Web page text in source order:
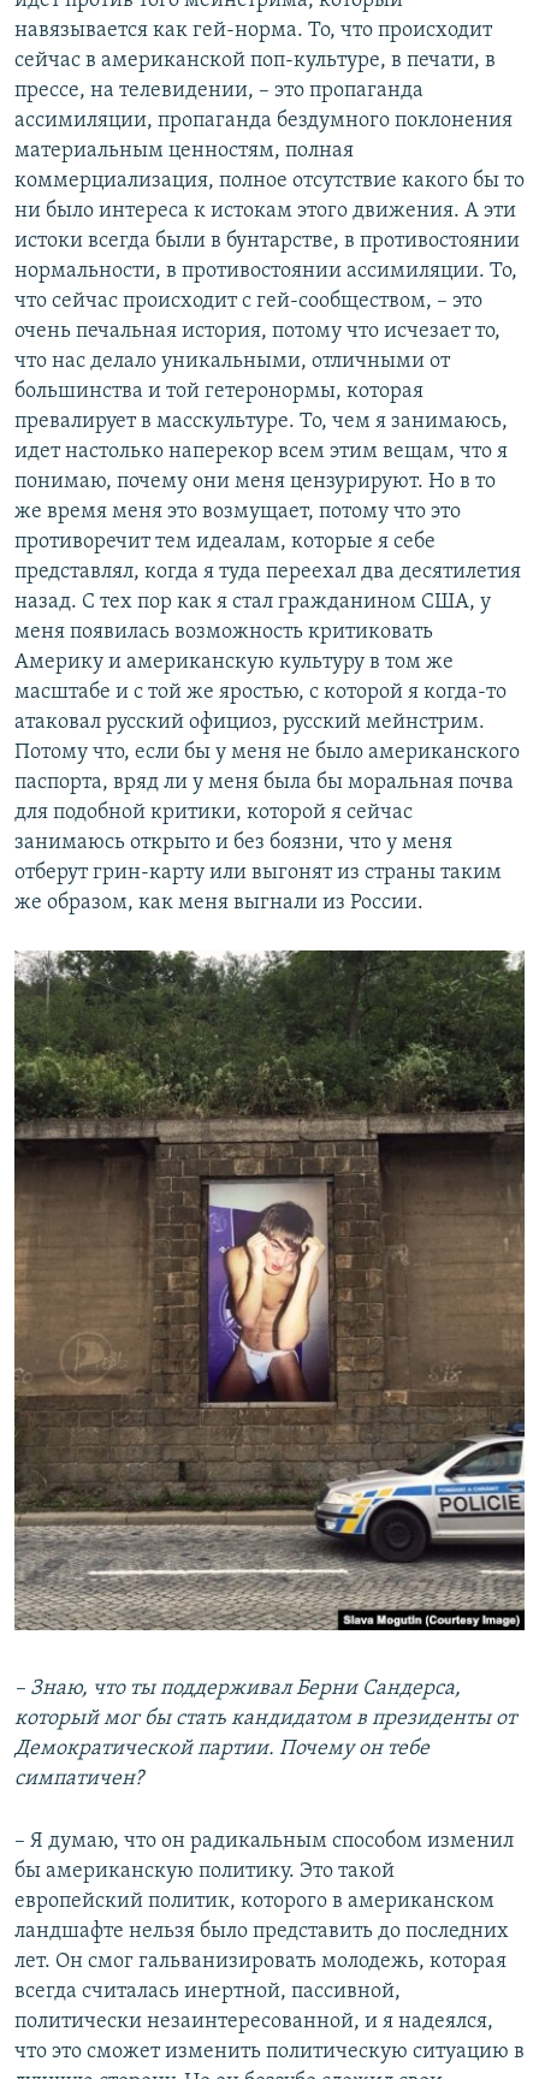
навязывается как гей-норма. То, что происходит
сейчас в американской поп-культуре, в печати, в
прессе, на телевидении, – это пропаганда
ассимиляции, пропаганда бездумного поклонения
материальным ценностям, полная
коммерциализация, полное отсутствие какого бы то
ни было интереса к истокам этого движения. А эти
истоки всегда были в бунтарстве, в противостоянии
нормальности, в противостоянии ассимиляции. То,
что сейчас происходит с гей-сообществом, – это
очень печальная история, потому что исчезает то,
что нас делало уникальными, отличными от
большинства и той гетеронормы, которая
превалирует в масскультуре. То, чем я занимаюсь,
идет настолько наперекор всем этим вещам, что я
понимаю, почему они меня цензурируют. Но в то
же время меня это возмущает, потому что это
противоречит тем идеалам, которые я себе
представлял, когда я туда переехал два десятилетия
назад. С тех пор как я стал гражданином США, у
меня появилась возможность критиковать
Америку и американскую культуру в том же
масштабе и с той же яростью, с которой я когда-то
атаковал русский официоз, русский мейнстрим.
Потому что, если бы у меня не было американского
паспорта, вряд ли у меня была бы моральная почва
для подобной критики, которой я сейчас
занимаюсь открыто и без боязни, что у меня
отберут грин-карту или выгонят из страны таким
же образом, как меня выгнали из России.
– Знаю, что ты поддерживал Берни Сандерса,
который мог бы стать кандидатом в президенты от
Демократической партии. Почему он тебе
симпатичен?
– Я думаю, что он радикальным способом изменил
бы американскую политику. Это такой
европейский политик, которого в американском
ландшафте нельзя было представить до последних
лет. Он смог гальванизировать молодежь, которая
всегда считалась инертной, пассивной,
политически незаинтересованной, и я надеялся,
что это сможет изменить политическую ситуацию в